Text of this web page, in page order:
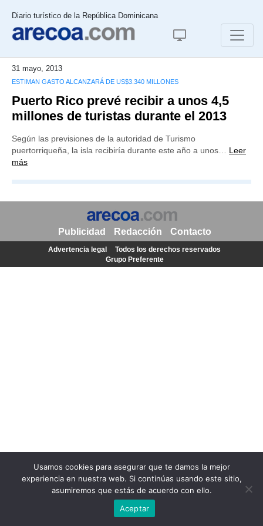
Diario turístico de la República Dominicana
31 mayo, 2013
ESTIMAN GASTO ALCANZARÁ DE US$3.340 MILLONES
Puerto Rico prevé recibir a unos 4,5
millones de turistas durante el 2013
Según las previsiones de la autoridad de Turismo
puertorriqueña, la isla recibiría durante este año a unos… Leer
más
Usamos cookies para asegurar que te damos la mejor
experiencia en nuestra web. Si continúas usando este sitio,
asumiremos que estás de acuerdo con ello.
Aceptar
Publicidad Redacción Contacto
Advertencia legal
Todos los derechos reservados
Grupo Preferente